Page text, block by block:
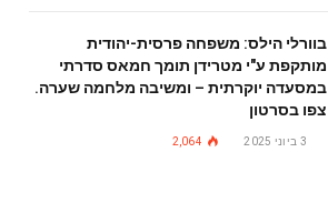
בוורלי הילס: משפחה פרסית-יהודית
מותקפת ע"י מטרידן תומך חמאס סדרתי
במסעדה יוקרתית – ומשיבה מלחמה שערה.
צפו בסרטון
3 ביוני 2025 2,064